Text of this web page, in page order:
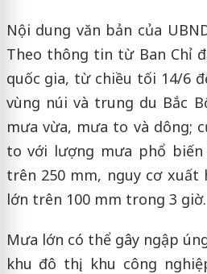
Nội dung văn bản của
Theo thông tin từ Ban Chỉ
quốc gia, từ chiều tối 14/6
vùng núi và trung du Bắc
mưa vừa, mưa to và dông;
to với lượng mưa phổ biến
trên 250 mm, nguy cơ xuất
lớn trên 100 mm trong 3 giờ.
Mưa lớn có thể gây ngập
khu đô thị, khu công